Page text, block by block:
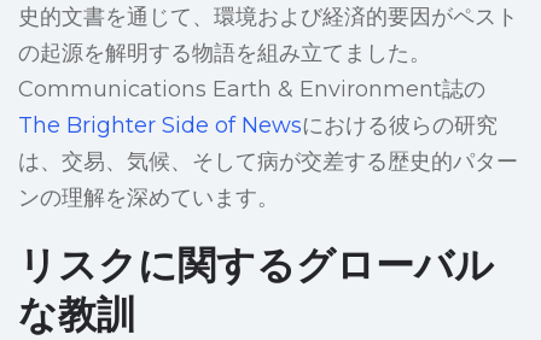
史的文書を通じて、環境および経済的要因がペスト
の起源を解明する物語を組み立てました。
Communications Earth & Environment誌の
The Brighter Side of Newsにおける彼らの研究
は、交易、気候、そして病が交差する歴史的パター
ンの理解を深めています。
リスクに関するグローバル
な教訓